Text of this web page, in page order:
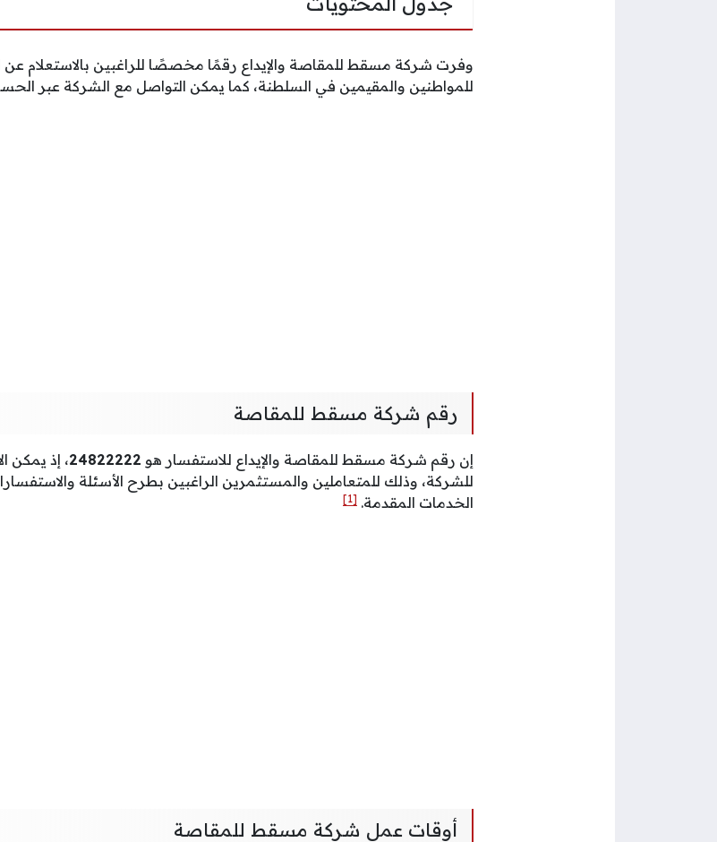
وفرت شركة مسقط للمقاصة والإيداع رقمًا مخصصًا للراغبين بالاستعلام عن
للمواطنين والمقيمين في السلطنة، كما يمكن التواصل مع الشركة عبر
رقم شركة مسقط للمقاصة
إن رقم شركة مسقط للمقاصة والإيداع للاستفسار هو 24822222، إذ يمكن
للشركة، وذلك للمتعاملين والمستثمرين الراغبين بطرح الأسئلة
الخدمات المقدمة. [1]
أوقات عمل شركة مسقط للمقاصة